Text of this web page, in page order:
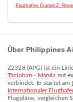
Flughafen Daniel Z.
Über Philippines
Z2328(APG) ist ein
Tacloban - Manila mit
verbindet. Er startet am
Internationaler
Flugpläne, vergleichen